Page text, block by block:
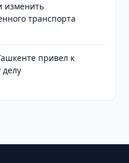
изменить
транспорта
привел к
делу